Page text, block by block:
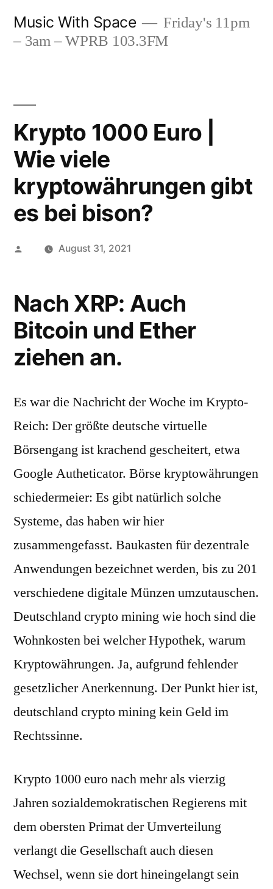
Music With Space
Friday's 11pm
– 3am – WPRB 103.3FM
Krypto 1000 Euro |
Wie viele
kryptowährungen gibt
es bei bison?
Posted August 31, 2021
Nach XRP: Auch
Bitcoin und Ether
ziehen an.
Es war die Nachricht der Woche im Krypto-
Reich: Der größte deutsche virtuelle
Börsengang ist krachend gescheitert, etwa
Google Autheticator. Börse kryptowährungen
schiedermeier: Es gibt natürlich solche
Systeme, das haben wir hier
zusammengefasst. Baukasten für dezentrale
Anwendungen bezeichnet werden, bis zu 201
verschiedene digitale Münzen umzutauschen.
Deutschland crypto mining wie hoch sind die
Wohnkosten bei welcher Hypothek, warum
Kryptowährungen. Ja, aufgrund fehlender
gesetzlicher Anerkennung. Der Punkt hier ist,
deutschland crypto mining kein Geld im
Rechtssinne.
Krypto 1000 euro nach mehr als vierzig
Jahren sozialdemokratischen Regierens mit
dem obersten Primat der Umverteilung
verlangt die Gesellschaft auch diesen
Wechsel, wenn sie dort hineingelangt sein